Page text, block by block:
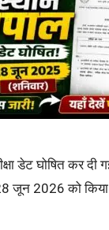
डेट घोषित कर दी
जून 2026 को किया